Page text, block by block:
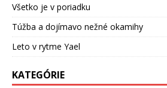
Všetko je v poriadku
Túžba a dojímavo nežné okamihy
Leto v rytme Yael
KATEGÓRIE